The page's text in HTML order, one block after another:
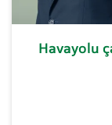
Havayolu